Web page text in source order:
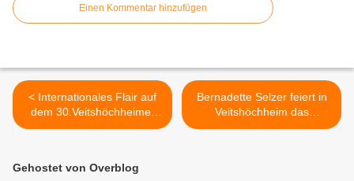
Einen Kommentar hinzufügen
< Internationales Flair auf
dem 30.Veitshöchheimer
Abenteuerspielplatz - 200
Bernadette Selzer feiert in
Veitshöchheim das
fünfjährige Bestehen ihres
Gehostet von Overblog